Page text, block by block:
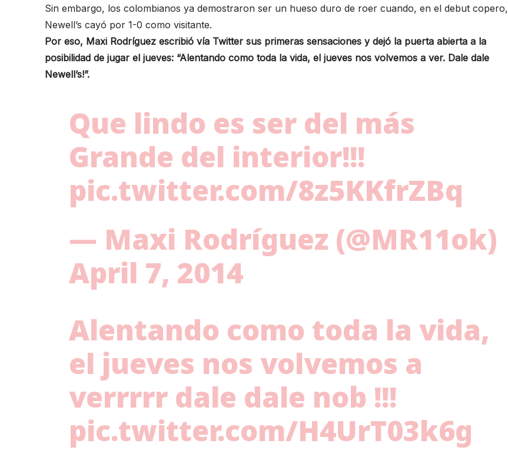
Sin embargo, los colombianos ya demostraron ser un hueso duro de roer cuando, en el debut copero,
Newell’s cayó por 1-0 como visitante.
Por eso, Maxi Rodríguez escribió vía Twitter sus primeras sensaciones y dejó la puerta abierta a la
posibilidad de jugar el jueves: “Alentando como toda la vida, el jueves nos volvemos a ver. Dale dale
Newell’s!”.
Que lindo es ser del más
Grande del interior!!!
pic.twitter.com/8z5KKfrZBq
— Maxi Rodríguez (@MR11ok)
April 7, 2014
Alentando como toda la vida,
el jueves nos volvemos a
verrrrr dale dale nob !!!
pic.twitter.com/H4UrT03k6g